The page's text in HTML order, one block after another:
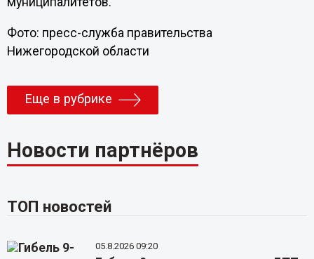
Фото: пресс-служба правительства
Нижегородской области
Еще в рубрике
Новости партнёров
ТОП новостей
05.8.2026 09:20